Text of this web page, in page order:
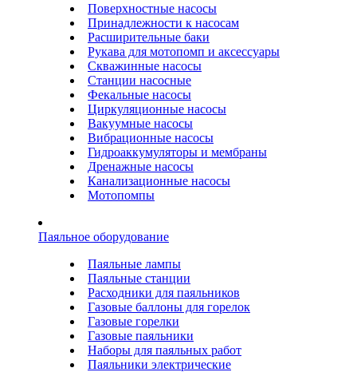
Поверхностные насосы
Принадлежности к насосам
Расширительные баки
Рукава для мотопомп и аксессуары
Скважинные насосы
Станции насосные
Фекальные насосы
Циркуляционные насосы
Вакуумные насосы
Вибрационные насосы
Гидроаккумуляторы и мембраны
Дренажные насосы
Канализационные насосы
Мотопомпы
Паяльное оборудование
Паяльные лампы
Паяльные станции
Расходники для паяльников
Газовые баллоны для горелок
Газовые горелки
Газовые паяльники
Наборы для паяльных работ
Паяльники электрические